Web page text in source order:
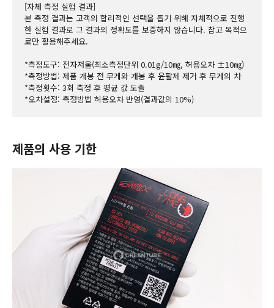
[자체 측정 실험 결과]
본 측정 결과는 고객의 합리적인 선택을 돕기 위해 자체적으로 진행
한 실험 결과로 그 결과의 정확도를 보증하지 않습니다. 참고 목적으
로만 활용해주세요.
*측정도구: 전자저울(최소측정단위 0.01g/10㎎, 허용오차 ±10㎎)
*측정방법: 제품 개봉 전 무게와 개봉 후 윤활제 제거 후 무게의 차
*측정횟수: 3회 측정 후 평균 값 도출
*오차설정: 측정방법 허용오차 반영(결과값의 10%)
제품의 사용 기한